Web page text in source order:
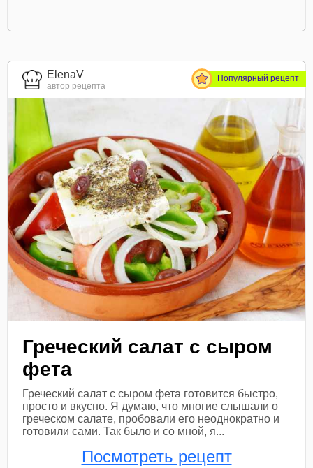
ElenaV
автор рецепта
Популярный рецепт
Греческий салат с сыром
фета
Греческий салат с сыром фета готовится быстро,
просто и вкусно. Я думаю, что многие слышали о
греческом салате, пробовали его неоднократно и
готовили сами. Так было и со мной, я...
Посмотреть рецепт